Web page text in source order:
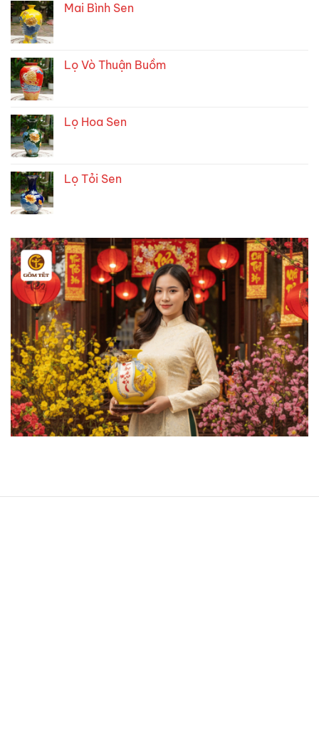
Mai Bình Sen
Lọ Vò Thuận Buồm
Lọ Hoa Sen
Lọ Tỏi Sen